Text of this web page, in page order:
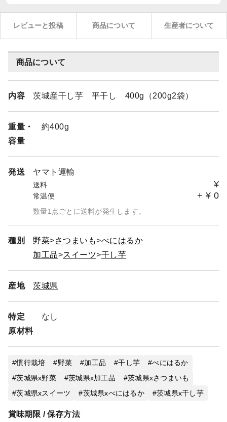
レビューと投稿 商品について 生産者について
商品について
内容 茨城産干し芋 平干し 400g（200g2袋）
重量・
容量
約400g
発送 ヤマト運輸
送料 ¥
常温便 + ¥ 0
数量1点ごとに送料が発生します。
種別 野菜 さつまいも
べにはるか
加工品
スイーツ 干し芋
産地 茨城県
特定
原材料
なし
慣行栽培 野菜 加工品 干し芋
べにはるか
茨城県x野菜
茨城県x加工品
茨城県xさつまいも
茨城県xスイーツ
茨城県xべにはるか 茨城県x干し芋
賞味期限 / 保存方法